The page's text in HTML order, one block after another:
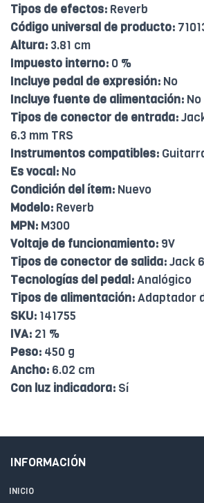
Tipos de efectos: Reverb
Código universal de producto:
Altura: 3.81 cm
Impuesto interno: 0 %
Incluye pedal de expresión: No
Incluye fuente de alimentación: No
Tipos de conector de entrada:
6.3 mm TRS
Instrumentos compatibles:
Es vocal: No
Condición del ítem: Nuevo
Modelo: Reverb
MPN: M300
Voltaje de funcionamiento: 9V
Tipos de conector de salida:Jack
Tecnologías del pedal:Analógico
Tipos de alimentación:Adaptador
SKU: 141755
IVA: 21 %
Peso: 450 g
Ancho: 6.02 cm
Con luz indicadora: Sí
INFORMACIÓN
INICIO